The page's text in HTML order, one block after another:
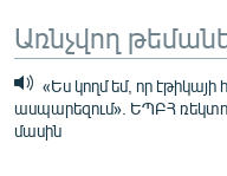
Առնչվող
«Ես կողմ եմ, որ
ասպարեզում». ԵՊԲՀ
մասին